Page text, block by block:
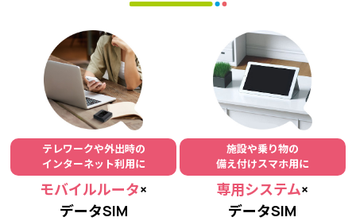
端末情報はこちら
テレワークや外出時の
インターネット利用に
モバイルルータ×
データSIM
施設や乗り物の
備え付けスマホ用に
専用システム×
データSIM